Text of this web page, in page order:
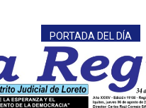
PORTADA DEL DÍA